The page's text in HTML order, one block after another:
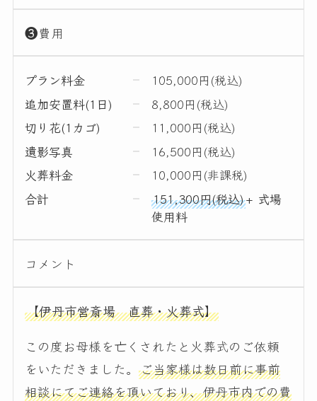
❸費用
プラン料金
105,000円(税込)
追加安置料(1日)
8,800円(税込)
切り花(1カゴ)
11,000円(税込)
遺影写真
16,500円(税込)
火葬料金
10,000円(非課税)
合計
151,300円(税込)+ 式場
使用料
コメント
【伊丹市営斎場 直葬・火葬式】
この度お母様を亡くされたと火葬式のご依頼
をいただきました。ご当家様は数日前に事前
相談にてご連絡を頂いており、伊丹市内での費